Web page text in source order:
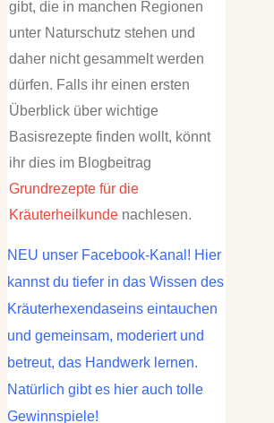
gibt, die in manchen Regionen
unter Naturschutz stehen und
daher nicht gesammelt werden
dürfen. Falls ihr einen ersten
Überblick über wichtige
Basisrezepte finden wollt, könnt
ihr dies im Blogbeitrag
Grundrezepte für die
Kräuterheilkundenachlesen.
NEU unser Facebook-Kanal! Hier
kannst du tiefer in das Wissen des
Kräuterhexendaseins eintauchen
und gemeinsam, moderiert und
betreut, das Handwerk lernen.
Natürlich gibt es hier auch tolle
Gewinnspiele!